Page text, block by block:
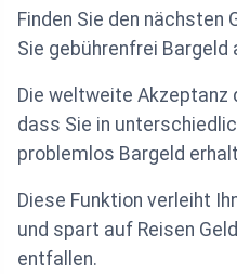
Finden Sie den nächsten
Sie gebührenfrei Bargeld
Die weltweite
dass Sie in
problemlos Bargeld
Diese Funktion verleiht
und spart auf Reisen
entfallen.